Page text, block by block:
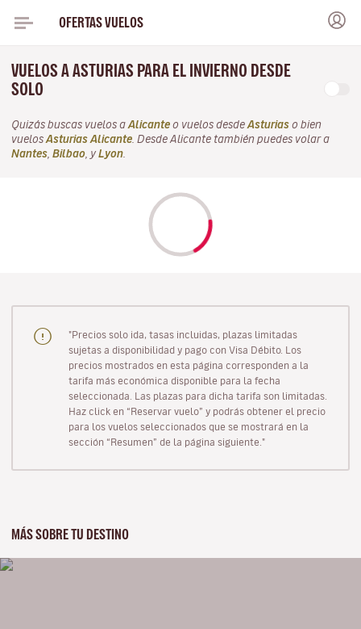
OFERTAS VUELOS
VUELOS A ASTURIAS PARA EL INVIERNO DESDE
SOLO
Quizás buscas vuelos a Alicante o vuelos desde Asturias o bien
vuelos Asturias Alicante . Desde Alicante también puedes volar a
Nantes Bilbao , y Lyon
"Precios solo ida, tasas incluidas, plazas limitadas
sujetas a disponibilidad y pago con Visa Débito. Los
precios mostrados en esta página corresponden a la
tarifa más económica disponible para la fecha
seleccionada. Las plazas para dicha tarifa son limitadas.
Haz click en “Reservar vuelo” y podrás obtener el precio
para los vuelos seleccionados que se mostrará en la
sección “Resumen” de la página siguiente."
MÁS SOBRE TU DESTINO